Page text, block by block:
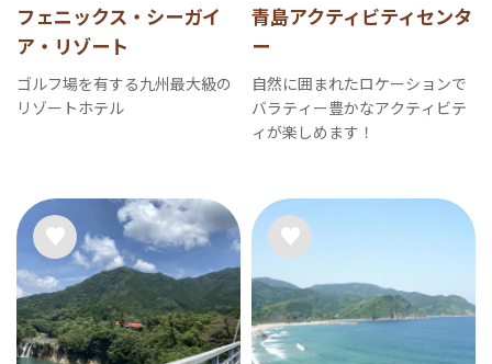
フェニックス・シーガイ
ア・リゾート
ゴルフ場を有する九州最大級の
リゾートホテル
青島アクティビティセンタ
ー
自然に囲まれたロケーションで
バラティー豊かなアクティビテ
ィが楽しめます！